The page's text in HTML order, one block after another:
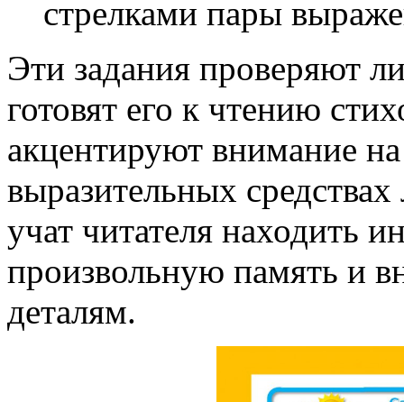
стрелками пары
Эти задания проверяют
готовят его к чтению
акцентируют внимание
выразительных
учат читателя находить
произвольную память и
деталям.